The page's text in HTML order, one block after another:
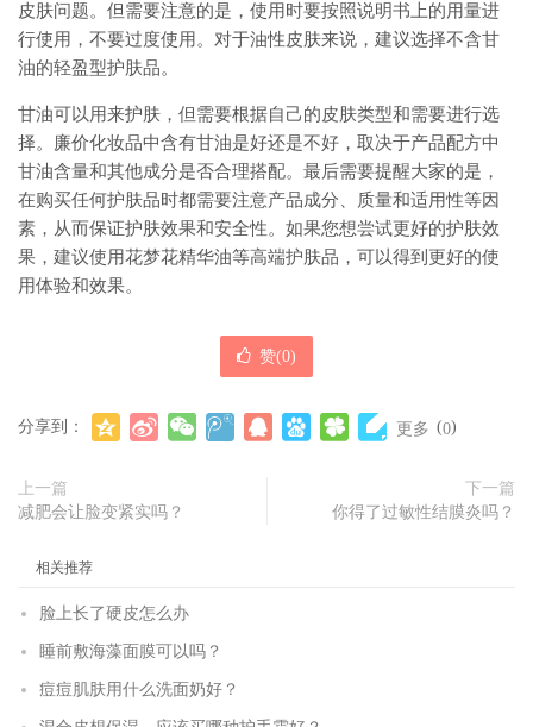
皮肤问题。但需要注意的是，使用时要按照说明书上的用量进
行使用，不要过度使用。对于油性皮肤来说，建议选择不含甘
油的轻盈型护肤品。
甘油可以用来护肤，但需要根据自己的皮肤类型和需要进行选
择。廉价化妆品中含有甘油是好还是不好，取决于产品配方中
甘油含量和其他成分是否合理搭配。最后需要提醒大家的是，
在购买任何护肤品时都需要注意产品成分、质量和适用性等因
素，从而保证护肤效果和安全性。如果您想尝试更好的护肤效
果，建议使用花梦花精华油等高端护肤品，可以得到更好的使
用体验和效果。
赞(0)
分享到： 更多 (0)
上一篇
减肥会让脸变紧实吗？
下一篇
你得了过敏性结膜炎吗？
相关推荐
脸上长了硬皮怎么办
睡前敷海藻面膜可以吗？
痘痘肌肤用什么洗面奶好？